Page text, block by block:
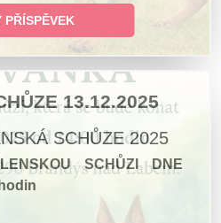
PŘÍSPĚVEK
13.12.2025
SCHŮZE 2025
SCHŮZI DNE